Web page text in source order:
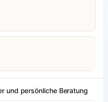
und persönliche Beratung